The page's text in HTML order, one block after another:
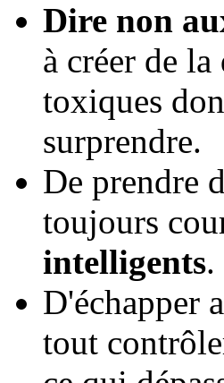
Dire non
à créer de
toxiques
surprendre.
De prendre
toujours
intelligents.
D'échapper
tout